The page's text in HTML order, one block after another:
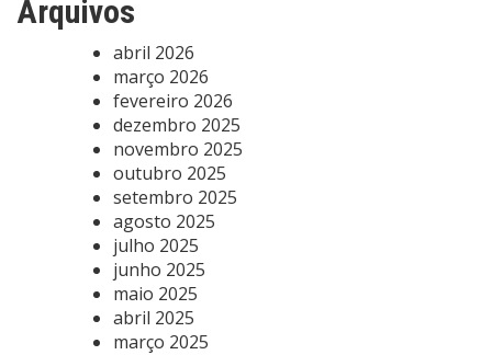
Arquivos
abril 2026
março 2026
fevereiro 2026
dezembro 2025
novembro 2025
outubro 2025
setembro 2025
agosto 2025
julho 2025
junho 2025
maio 2025
abril 2025
março 2025